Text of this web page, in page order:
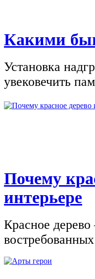
Какими
Установка
увековечить
Почему
интерьере
Красное